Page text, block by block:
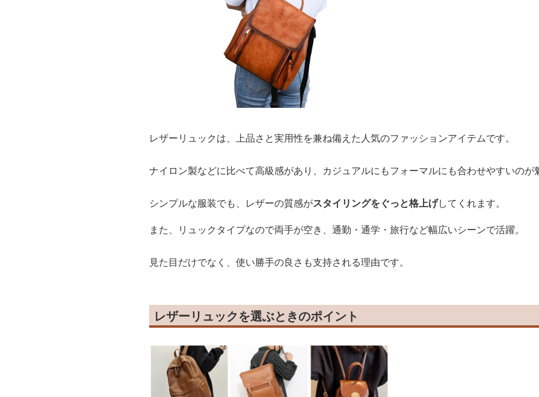
レザーリュックは、上品さと実用性を兼ね備えた人気のファッションアイテムです。
ナイロン製などに比べて高級感があり、カジュアルにもフォーマルにも合わせやすいのが
シンプルな服装でも、レザーの質感がスタイリングをぐっと格上げしてくれます。
また、リュックタイプなので両手が空き、通勤・通学・旅行など幅広いシーンで活躍。
見た目だけでなく、使い勝手の良さも支持される理由です。
レザーリュックを選ぶときのポイント